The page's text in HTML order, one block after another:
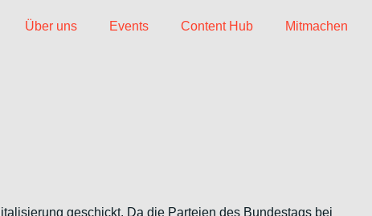
Über uns Events Content Hub Mitmachen
geschickt. Da die Parteien des Bundestags bei